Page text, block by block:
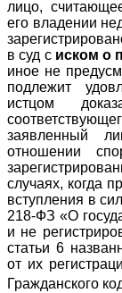
лицо,
его владении
в суд с иском о
иное не
подлежит
истцом
заявленный
отношении
случаях, когда
вступления в
218-ФЗ «О
и не
статьи 6
от их
Гражданского